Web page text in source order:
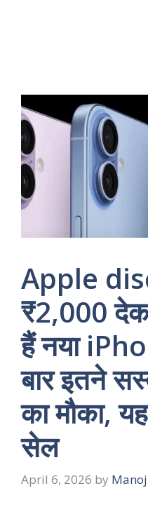
Apple
₹2,000
हैं नया
बार इतने
का मौका,
सेल
April 6, 2026 by